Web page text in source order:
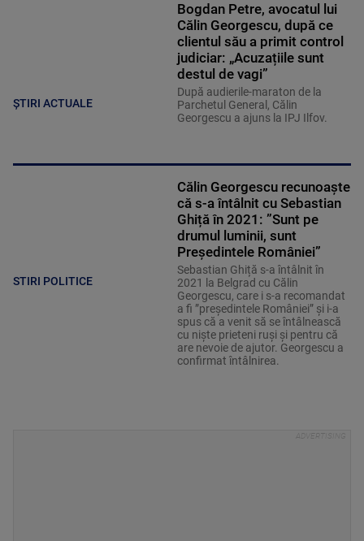
ȘTIRI ACTUALE
Bogdan Petre, avocatul lui
Călin Georgescu, după ce
clientul său a primit control
judiciar: „Acuzațiile sunt
destul de vagi”
După audierile-maraton de la
Parchetul General, Călin
Georgescu a ajuns la IPJ Ilfov.
STIRI POLITICE
Călin Georgescu recunoaște
că s-a întâlnit cu Sebastian
Ghiță în 2021: ”Sunt pe
drumul luminii, sunt
Președintele României”
Sebastian Ghiță s-a întâlnit în
2021 la Belgrad cu Călin
Georgescu, care i s-a recomandat
a fi ”președintele României” și i-a
spus că a venit să se întâlnească
cu niște prieteni ruși și pentru că
are nevoie de ajutor. Georgescu a
confirmat întâlnirea.